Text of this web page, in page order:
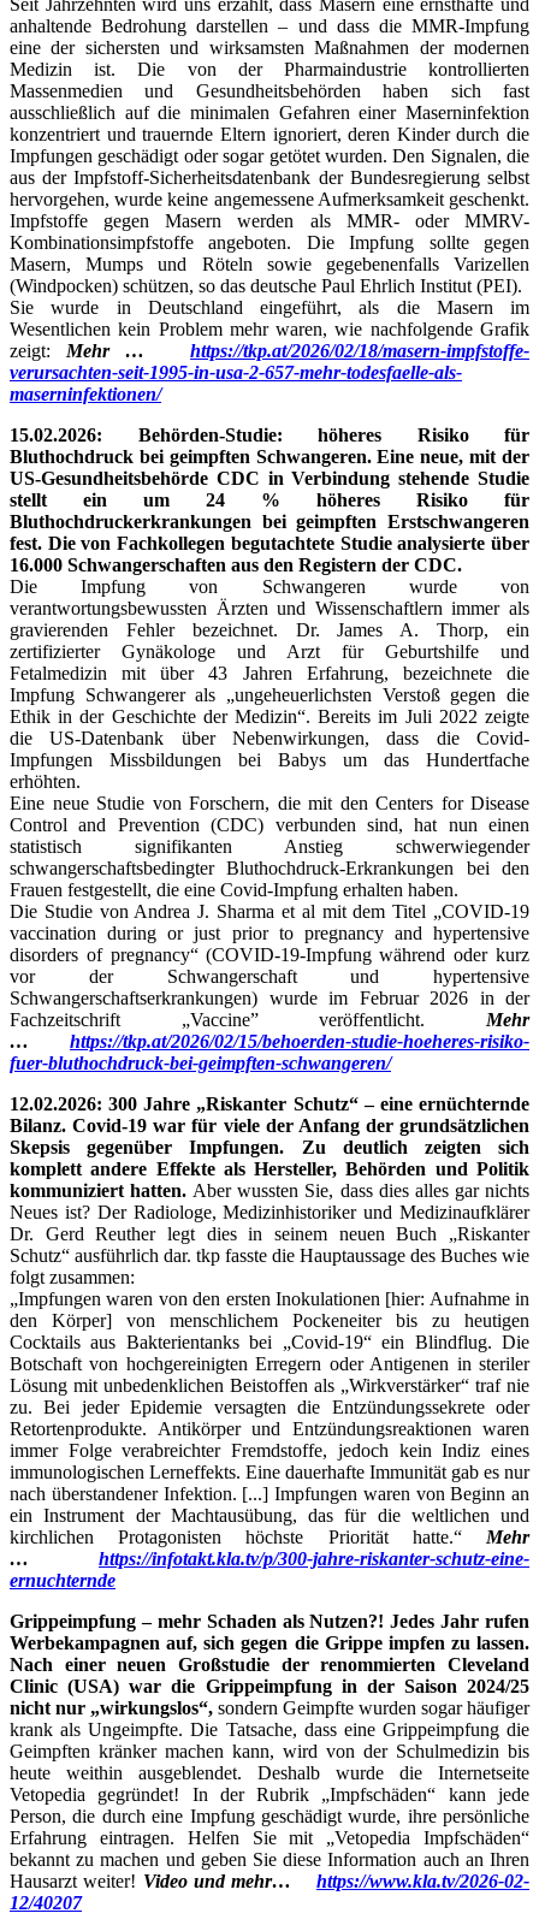
anhaltende Bedrohung darstellen – und dass die MMR-Impfung
eine der sichersten und wirksamsten Maßnahmen der modernen
Medizin ist. Die von der Pharmaindustrie kontrollierten
Massenmedien und Gesundheitsbehörden haben sich fast
ausschließlich auf die minimalen Gefahren einer Maserninfektion
konzentriert und trauernde Eltern ignoriert, deren Kinder durch die
Impfungen geschädigt oder sogar getötet wurden. Den Signalen, die
aus der Impfstoff-Sicherheitsdatenbank der Bundesregierung selbst
hervorgehen, wurde keine angemessene Aufmerksamkeit geschenkt.
Impfstoffe gegen Masern werden als MMR- oder MMRV-
Kombinationsimpfstoffe angeboten. Die Impfung sollte gegen
Masern, Mumps und Röteln sowie gegebenenfalls Varizellen
(Windpocken) schützen, so das deutsche Paul Ehrlich Institut (PEI).
Sie wurde in Deutschland eingeführt, als die Masern im
Wesentlichen kein Problem mehr waren, wie nachfolgende Grafik
zeigt: Mehr …https://tkp.at/2026/02/18/masern-impfstoffe-
verursachten-seit-1995-in-usa-2-657-mehr-todesfaelle-als-
maserninfektionen/
15.02.2026: Behörden-Studie: höheres Risiko für
Bluthochdruck bei geimpften Schwangeren. Eine neue, mit der
US-Gesundheitsbehörde CDC in Verbindung stehende Studie
stellt ein um 24 % höheres Risiko für
Bluthochdruckerkrankungen bei geimpften Erstschwangeren
fest. Die von Fachkollegen begutachtete Studie analysierte über
16.000 Schwangerschaften aus den Registern der CDC.
Die Impfung von Schwangeren wurde von
verantwortungsbewussten Ärzten und Wissenschaftlern immer als
gravierenden Fehler bezeichnet. Dr. James A. Thorp, ein
zertifizierter Gynäkologe und Arzt für Geburtshilfe und
Fetalmedizin mit über 43 Jahren Erfahrung, bezeichnete die
Impfung Schwangerer als „ungeheuerlichsten Verstoß gegen die
Ethik in der Geschichte der Medizin“. Bereits im Juli 2022 zeigte
die US-Datenbank über Nebenwirkungen, dass die Covid-
Impfungen Missbildungen bei Babys um das Hundertfache
erhöhten.
Eine neue Studie von Forschern, die mit den Centers for Disease
Control and Prevention (CDC) verbunden sind, hat nun einen
statistisch signifikanten Anstieg schwerwiegender
schwangerschaftsbedingter Bluthochdruck-Erkrankungen bei den
Frauen festgestellt, die eine Covid-Impfung erhalten haben.
Die Studie von Andrea J. Sharma et al mit dem Titel „COVID-19
vaccination during or just prior to pregnancy and hypertensive
disorders of pregnancy“ (COVID-19-Impfung während oder kurz
vor der Schwangerschaft und hypertensive
Schwangerschaftserkrankungen) wurde im Februar 2026 in der
Fachzeitschrift „Vaccine” veröffentlicht. Mehr
… https://tkp.at/2026/02/15/behoerden-studie-hoeheres-risiko-
fuer-bluthochdruck-bei-geimpften-schwangeren/
12.02.2026: 300 Jahre „Riskanter Schutz“ – eine ernüchternde
Bilanz. Covid-19 war für viele der Anfang der grundsätzlichen
Skepsis gegenüber Impfungen. Zu deutlich zeigten sich
komplett andere Effekte als Hersteller, Behörden und Politik
kommuniziert hatten. Aber wussten Sie, dass dies alles gar nichts
Neues ist? Der Radiologe, Medizinhistoriker und Medizinaufklärer
Dr. Gerd Reuther legt dies in seinem neuen Buch „Riskanter
Schutz“ ausführlich dar. tkp fasste die Hauptaussage des Buches wie
folgt zusammen:
„Impfungen waren von den ersten Inokulationen [hier: Aufnahme in
den Körper] von menschlichem Pockeneiter bis zu heutigen
Cocktails aus Bakterientanks bei „Covid-19“ ein Blindflug. Die
Botschaft von hochgereinigten Erregern oder Antigenen in steriler
Lösung mit unbedenklichen Beistoffen als „Wirkverstärker“ traf nie
zu. Bei jeder Epidemie versagten die Entzündungssekrete oder
Retortenprodukte. Antikörper und Entzündungsreaktionen waren
immer Folge verabreichter Fremdstoffe, jedoch kein Indiz eines
immunologischen Lerneffekts. Eine dauerhafte Immunität gab es nur
nach überstandener Infektion. [...] Impfungen waren von Beginn an
ein Instrument der Machtausübung, das für die weltlichen und
kirchlichen Protagonisten höchste Priorität hatte.“ Mehr
… https://infotakt.kla.tv/p/300-jahre-riskanter-schutz-eine-
ernuchternde
Grippeimpfung – mehr Schaden als Nutzen?! Jedes Jahr rufen
Werbekampagnen auf, sich gegen die Grippe impfen zu lassen.
Nach einer neuen Großstudie der renommierten Cleveland
Clinic (USA) war die Grippeimpfung in der Saison 2024/25
nicht nur „wirkungslos“, sondern Geimpfte wurden sogar häufiger
krank als Ungeimpfte. Die Tatsache, dass eine Grippeimpfung die
Geimpften kränker machen kann, wird von der Schulmedizin bis
heute weithin ausgeblendet. Deshalb wurde die Internetseite
Vetopedia gegründet! In der Rubrik „Impfschäden“ kann jede
Person, die durch eine Impfung geschädigt wurde, ihre persönliche
Erfahrung eintragen. Helfen Sie mit „Vetopedia Impfschäden“
bekannt zu machen und geben Sie diese Information auch an Ihren
Hausarzt weiter! Video und mehr… https://www.kla.tv/2026-02-
12/40207